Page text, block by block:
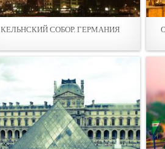
КЕЛЬНСКИЙ СОБОР. ГЕРМАНИЯ